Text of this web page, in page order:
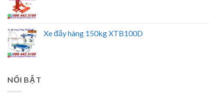
Xe đẩy hàng 150kg XTB100D
NỔI BẬT